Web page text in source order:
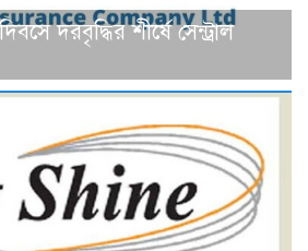
দরবৃদ্ধির শীর্ষে সেন্ট্রাল